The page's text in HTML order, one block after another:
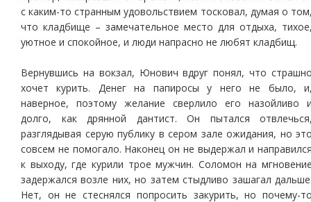
с каким-то странным удовольствием тосковал, думая о
что кладбище – замечательное место для отдыха,
уютное и спокойное, и люди напрасно не любят кладбищ.
Вернувшись на вокзал, Юнович вдруг понял, что
хочет курить. Денег на папиросы у него не было,
наверное, поэтому желание сверлило его назойливо
долго, как дрянной дантист. Он пытался
разглядывая серую публику в сером зале ожидания, но
совсем не помогало. Наконец он не выдержал и
к выходу, где курили трое мужчин. Соломон на
задержался возле них, но затем стыдливо зашагал
Нет, он не стеснялся попросить закурить, но почему-